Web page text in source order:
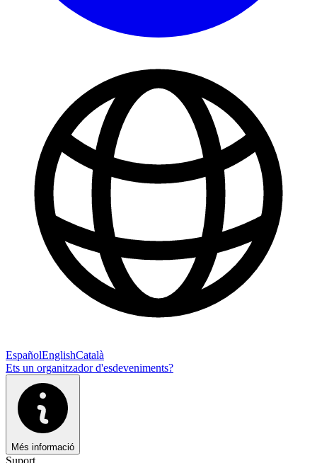
EspañolEnglishCatalà
Ets un organitzador d'esdeveniments?
Més informació
Suport